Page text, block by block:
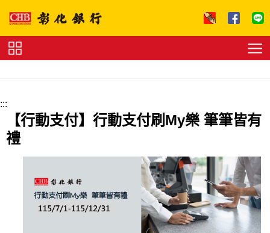
證
標
準
理
財
:::
【行動支付】行動支付刷My樂 筆筆皆有
禮